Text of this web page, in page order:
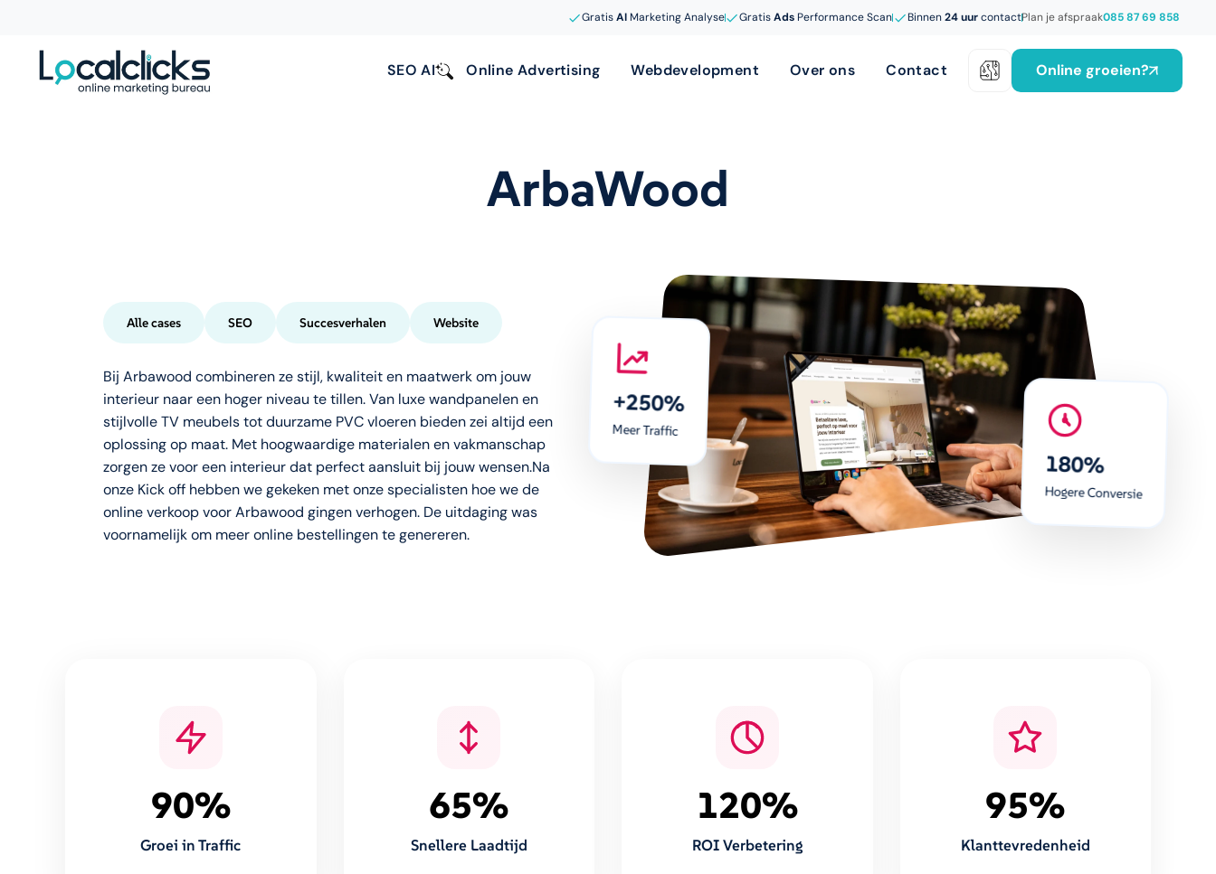
GratisAIMarketing Analyse GratisAdsPerformance Scan Binnen24 uurcontactPlan je afspraak085 87 69 858
SEO AI Online Advertising Webdevelopment Over ons Contact Online groeien?
ArbaWood
Alle cases SEO Succesverhalen Website
Bij Arbawood combineren ze stijl, kwaliteit en maatwerk om jouw
interieur naar een hoger niveau te tillen. Van luxe wandpanelen en
stijlvolle TV meubels tot duurzame PVC vloeren bieden zei altijd een
oplossing op maat. Met hoogwaardige materialen en vakmanschap
zorgen ze voor een interieur dat perfect aansluit bij jouw wensen.Na
onze Kick off hebben we gekeken met onze specialisten hoe we de
online verkoop voor Arbawood gingen verhogen. De uitdaging was
voornamelijk om meer online bestellingen te genereren.
+250%
Meer Traffic
180%
Hogere Conversie
90%
Groei in Traffic
65%
Snellere Laadtijd
120%
ROI Verbetering
95%
Klanttevredenheid